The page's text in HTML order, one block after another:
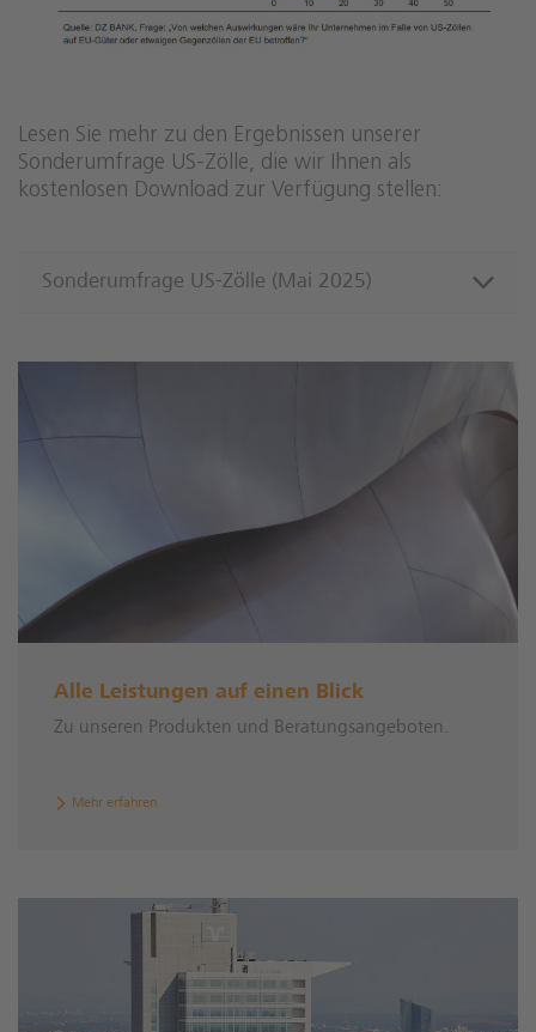
Lesen Sie mehr zu den Ergebnissen unserer
Sonderumfrage US-Zölle, die wir Ihnen als
kostenlosen Download zur Verfügung stellen:
Sonderumfrage US-Zölle (Mai 2025)
Alle Leistungen auf einen Blick
Zu unseren Produkten und Beratungsangeboten.
Mehr erfahren